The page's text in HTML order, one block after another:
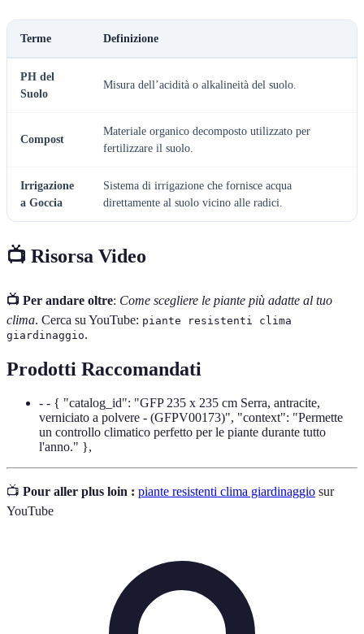
Terme Definizione
PH del
Suolo
Misura dell’acidità o alkalineità del suolo.
Compost
Materiale organico decomposto utilizzato per
fertilizzare il suolo.
Irrigazione
a Goccia
Sistema di irrigazione che fornisce acqua
direttamente al suolo vicino alle radici.
📺 Risorsa Video
📺 Per andare oltre: Come scegliere le piante più adatte al tuo
clima. Cerca su YouTube: piante resistenti clima
giardinaggio.
Prodotti Raccomandati
- - { "catalog_id": "GFP 235 x 235 cm Serra, antracite,
verniciato a polvere - (GFPV00173)", "context": "Permette
un controllo climatico perfetto per le piante durante tutto
l'anno." },
📺 Pour aller plus loin : piante resistenti clima giardinaggio sur
YouTube